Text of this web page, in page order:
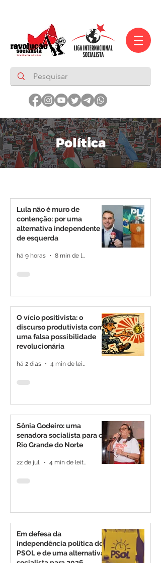
Política
Lula não é muro de
contenção: por uma
alternativa independente
de esquerda
há 9 horas 8 min de leitura
O vício positivista: o
discurso produtivista como
uma falsa possibilidade
revolucionária
há 2 dias 4 min de leitura
Sônia Godeiro: uma
senadora socialista para o
Rio Grande do Norte
22 de jul. 4 min de leitura
Em defesa da
independência política do
PSOL e de uma alternativa